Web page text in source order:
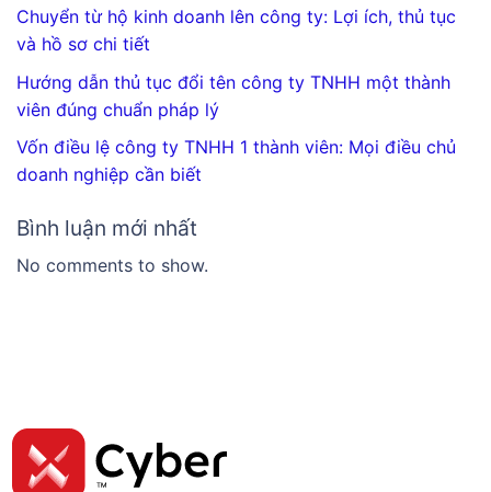
Chuyển từ hộ kinh doanh lên công ty: Lợi ích, thủ tục
và hồ sơ chi tiết
Hướng dẫn thủ tục đổi tên công ty TNHH một thành
viên đúng chuẩn pháp lý
Vốn điều lệ công ty TNHH 1 thành viên: Mọi điều chủ
doanh nghiệp cần biết
Bình luận mới nhất
No comments to show.